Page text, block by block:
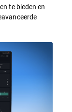
te bieden en